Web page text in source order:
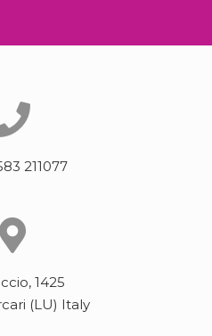
211077
1425
(LU) Italy